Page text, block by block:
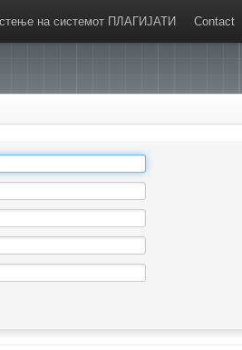
на системот ПЛАГИЈАТИ Contact